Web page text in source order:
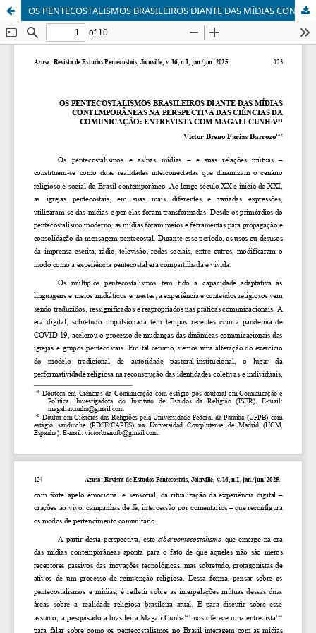
OS PENTECOSTALISMOS BRASILEIROS DIANTE DAS MÍDIAS CONTEMPORÂNEAS NA PERSPECTIV A DAS CIÊNCIAS DA COMUNICAÇÃO: